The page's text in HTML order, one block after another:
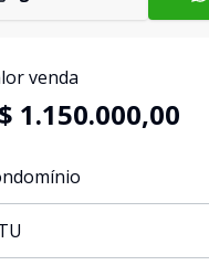
venda
1.150.000,00